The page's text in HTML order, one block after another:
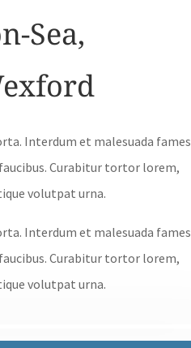
Sea,
Interdum et malesuada fames
Curabitur tortor lorem,
volutpat urna.
Interdum et malesuada fames
Curabitur tortor lorem,
volutpat urna.